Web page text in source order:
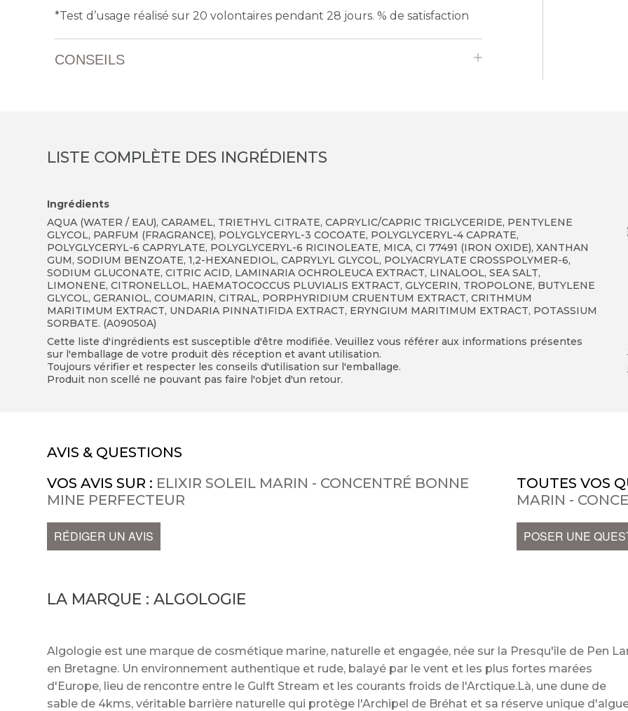
*Test d’usage réalisé sur 20 volontaires pendant 28 jours. % de satisfaction
CONSEILS
LISTE COMPLÈTE DES INGRÉDIENTS
Ingrédients
AQUA (WATER / EAU), CARAMEL, TRIETHYL CITRATE, CAPRYLIC/CAPRIC TRIGLYCERIDE, PENTYLENE
GLYCOL, PARFUM (FRAGRANCE), POLYGLYCERYL-3 COCOATE, POLYGLYCERYL-4 CAPRATE,
POLYGLYCERYL-6 CAPRYLATE, POLYGLYCERYL-6 RICINOLEATE, MICA, CI 77491 (IRON OXIDE), XANTHAN
GUM, SODIUM BENZOATE, 1,2-HEXANEDIOL, CAPRYLYL GLYCOL, POLYACRYLATE CROSSPOLYMER-6,
SODIUM GLUCONATE, CITRIC ACID, LAMINARIA OCHROLEUCA EXTRACT, LINALOOL, SEA SALT,
LIMONENE, CITRONELLOL, HAEMATOCOCCUS PLUVIALIS EXTRACT, GLYCERIN, TROPOLONE, BUTYLENE
GLYCOL, GERANIOL, COUMARIN, CITRAL, PORPHYRIDIUM CRUENTUM EXTRACT, CRITHMUM
MARITIMUM EXTRACT, UNDARIA PINNATIFIDA EXTRACT, ERYNGIUM MARITIMUM EXTRACT, POTASSIUM
SORBATE. (A09050A)
Cette liste d'ingrédients est susceptible d'être modifiée. Veuillez vous référer aux informations présentes
sur l'emballage de votre produit dès réception et avant utilisation.
Toujours vérifier et respecter les conseils d'utilisation sur l'emballage.
Produit non scellé ne pouvant pas faire l'objet d'un retour.
AVIS & QUESTIONS
VOS AVIS SUR : ELIXIR SOLEIL MARIN - CONCENTRÉ BONNE
MINE PERFECTEUR
RÉDIGER UN AVIS
TOUTES VOS
MARIN -
POSER UNE
LA MARQUE :ALGOLOGIE
Algologie est une marque de cosmétique marine, naturelle et engagée, née sur la Presqu'île de Pen
en Bretagne. Un environnement authentique et rude, balayé par le vent et les plus fortes marées
d'Europe, lieu de rencontre entre le Gulft Stream et les courants froids de l'Arctique.Là, une dune de
sable de 4kms, véritable barrière naturelle qui protège l'Archipel de Bréhat et sa réserve unique